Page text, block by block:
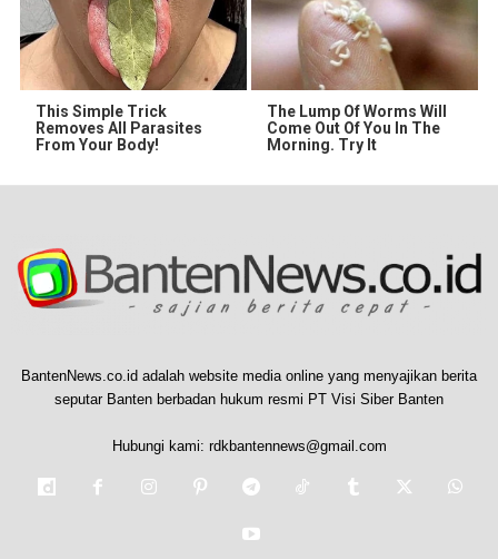
This Simple Trick
Removes All Parasites
From Your Body!
The Lump Of Worms Will
Come Out Of You In The
Morning. Try It
BantenNews.co.id adalah website media online yang menyajikan berita
seputar Banten berbadan hukum resmi PT Visi Siber Banten
Hubungi kami: rdkbantennews@gmail.com